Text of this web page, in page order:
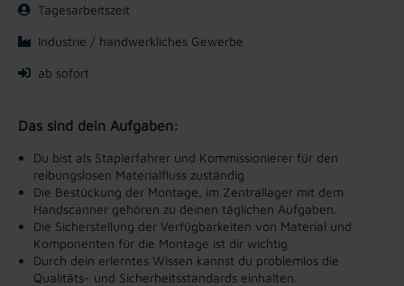
Tagesarbeitszeit
Industrie / handwerkliches Gewerbe
ab sofort
Das sind dein Aufgaben:
Du bist als Staplerfahrer und Kommissionierer für den
reibungslosen Materialfluss zuständig
Die Bestückung der Montage, im Zentrallager mit dem
Handscanner gehören zu deinen täglichen Aufgaben.
Die Sicherstellung der Verfügbarkeiten von Material und
Komponenten für die Montage ist dir wichtig
Durch dein erlerntes Wissen kannst du problemlos die
Qualitäts- und Sicherheitsstandards einhalten.